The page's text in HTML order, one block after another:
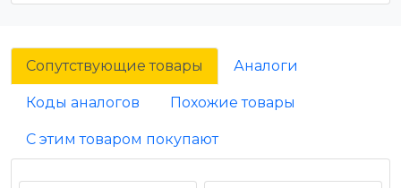
Сопутствующие товары Аналоги
Коды аналогов Похожие товары
С этим товаром покупают